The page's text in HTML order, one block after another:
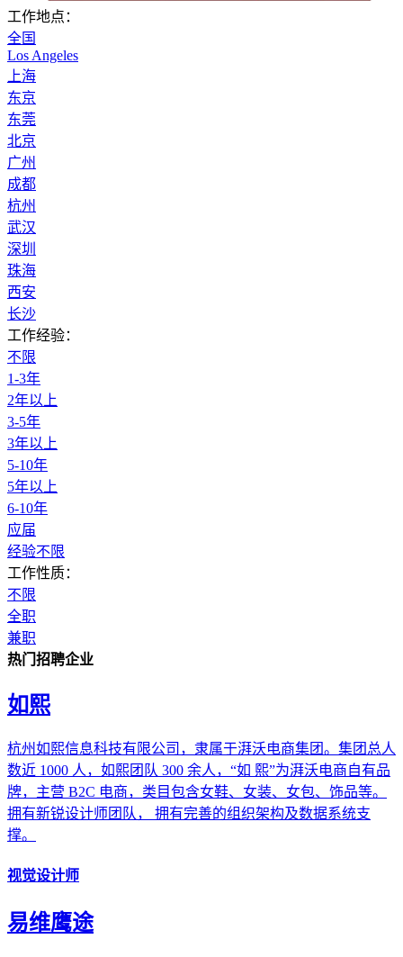
工作地点：
全国
Los Angeles
上海
东京
东莞
北京
广州
成都
杭州
武汉
深圳
珠海
西安
长沙
工作经验：
不限
1-3年
2年以上
3-5年
3年以上
5-10年
5年以上
6-10年
应届
经验不限
工作性质：
不限
全职
兼职
热门招聘企业
如熙
杭州如熙信息科技有限公司，隶属于湃沃电商集团。集团总人
数近 1000 人，如熙团队 300 余人，“如 熙”为湃沃电商自有品
牌，主营 B2C 电商，类目包含女鞋、女装、女包、饰品等。
拥有新锐设计师团队， 拥有完善的组织架构及数据系统支
撑。
视觉设计师
易维鹰途